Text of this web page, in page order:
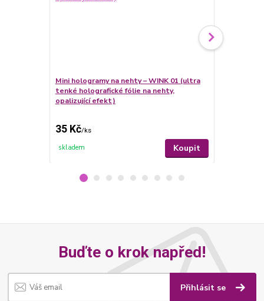
Mini hologramy na nehty – WINK 01 (ultra
tenké holografické fólie na nehty,
opalizující efekt)
35 Kč/ks
skladem Koupit
Buďte o krok napřed!
Přihlásit se